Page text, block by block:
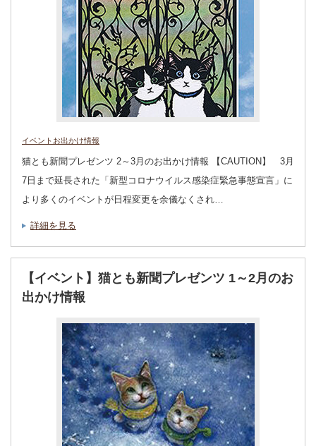
イベントお出かけ情報
猫とも新聞プレゼンツ 2～3月のお出かけ情報 【CAUTION】 3月
7日まで延長された「新型コロナウイルス感染症緊急事態宣言」に
より多くのイベントが日程変更を余儀なくされ…
詳細を見る
【イベント】猫とも新聞プレゼンツ 1～2月のお
出かけ情報